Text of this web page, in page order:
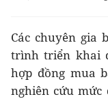
Các chuyên gia
trình triển khai
hợp đồng mua
nghiên cứu